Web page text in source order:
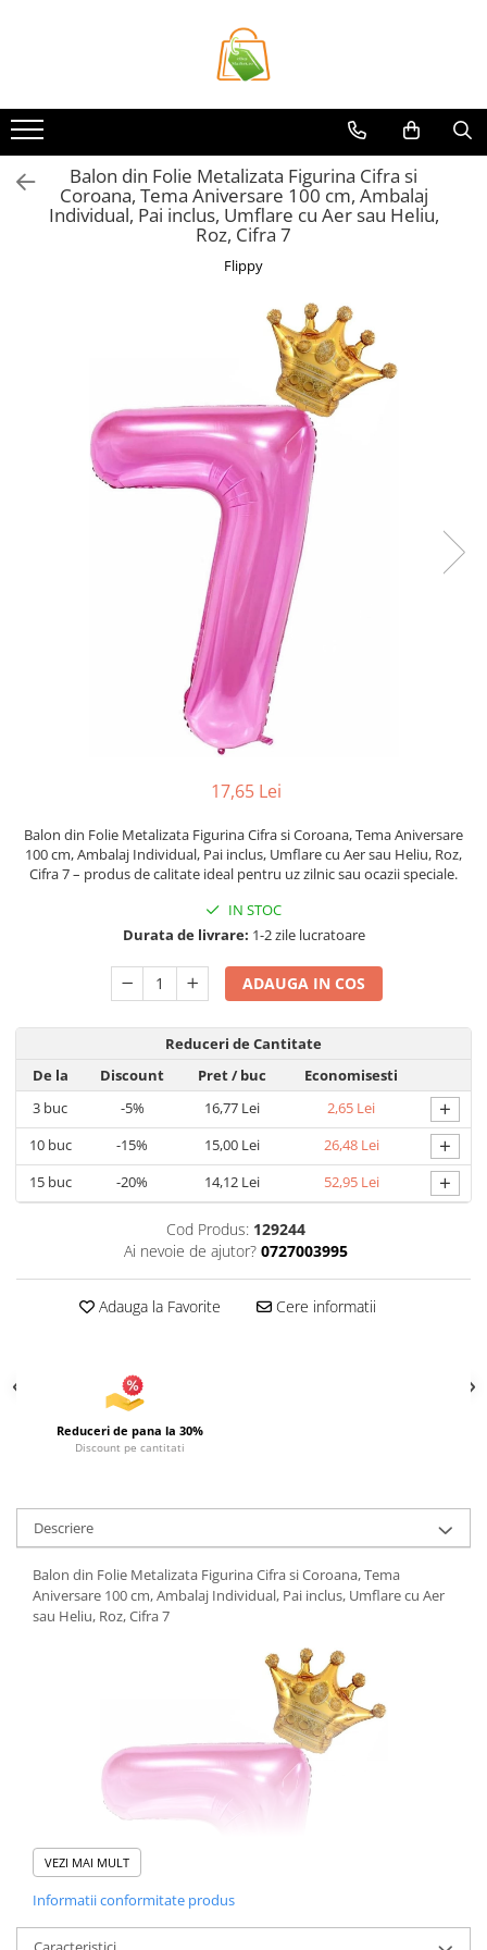
Casa si Bricolaj
Accesorii Birou si Consumabile
Articole pentru Animale
Articole pentru baie
Articole pentru Bucatarie
Organizatoare si Depozitare
Pahare, Sticle si Cani
Articole pentru Casa si Curatenie
Maturi, Perii, Mopuri si Galeti
Produse ingrijire incaltaminte
Radiatoare si Seminee electrice
Uscatoare si Standere Haine
Articole pentru Gradina si Bricolaj
Articole pentru Iluminat
Corpuri de iluminat
Lampi de veghe
Articole si, Echipamente pentru
Transport şi Ridicat
Pelerine, Umbrele si Accesorii
Accesorii Auto
Kit-uri Siguranţă Auto
Accesorii biciclete
Ochelari de Protecţie
Articole de plaja
Articole pentru Copii
Articole Diverse copii
Articole diverse pentru copii
Covorase de joaca
Jucarii si Jocuri
Jucarii si Jocuri
Markere si Set Desen
Scaune de masa bebe
Articole Petrecere
Balon din Folie Metalizata Figurina Cifra si
Coroana, Tema Aniversare 100 cm, Ambalaj
Individual, Pai inclus, Umflare cu Aer sau Heliu,
Roz, Cifra 7
Flippy
17,65 Lei
Balon din Folie Metalizata Figurina Cifra si Coroana, Tema Aniversare
100 cm, Ambalaj Individual, Pai inclus, Umflare cu Aer sau Heliu, Roz,
Cifra 7 – produs de calitate ideal pentru uz zilnic sau ocazii speciale.
IN STOC
Durata de livrare: 1-2 zile lucratoare
ADAUGA IN COS
Reduceri de Cantitate
De la
Discount Pret/ buc
Economisesti
3 buc -5% 16,77 Lei 2,65 Lei +
10buc -15% 15,00 Lei 26,48 Lei +
15buc -20% 14,12 Lei 52,95 Lei +
Cod Produs: 129244
Ai nevoie de ajutor? 0727003995
Adauga la Favorite Cere informatii
Reduceri de pana la 30%
Discount pe cantitati
Descriere
Balon din Folie Metalizata Figurina Cifra si Coroana, Tema
Aniversare 100 cm, Ambalaj Individual, Pai inclus, Umflare cu Aer
sau Heliu, Roz, Cifra 7
VEZI MAI MULT
Informatii conformitate produs